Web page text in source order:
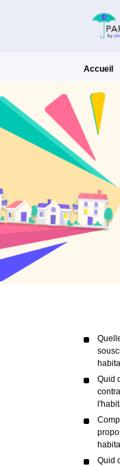
Accueil
Quid
Quid